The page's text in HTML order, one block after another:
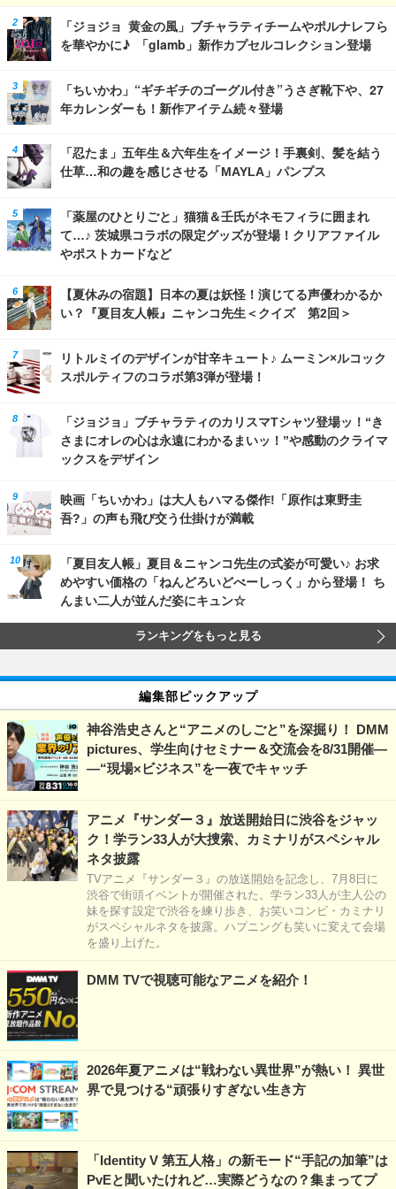
「ジョジョ 黄金の風」ブチャラティチームやポルナレフら
を華やかに♪ 「glamb」新作カプセルコレクション登場
「ちいかわ」“ギチギチのゴーグル付き”うさぎ靴下や、27
年カレンダーも！新作アイテム続々登場
「忍たま」五年生＆六年生をイメージ！手裏剣、髪を結う
仕草…和の趣を感じさせる「MAYLA」パンプス
「薬屋のひとりごと」猫猫＆壬氏がネモフィラに囲まれ
て…♪ 茨城県コラボの限定グッズが登場！クリアファイル
やポストカードなど
【夏休みの宿題】日本の夏は妖怪！演じてる声優わかるか
い？『夏目友人帳』ニャンコ先生＜クイズ 第2回＞
リトルミイのデザインが甘辛キュート♪ ムーミン×ルコック
スポルティフのコラボ第3弾が登場！
「ジョジョ」ブチャラティのカリスマTシャツ登場ッ！“き
さまにオレの心は永遠にわかるまいッ！”や感動のクライマ
ックスをデザイン
映画「ちいかわ」は大人もハマる傑作!「原作は東野圭
吾?」の声も飛び交う仕掛けが満載
「夏目友人帳」夏目＆ニャンコ先生の式姿が可愛い♪ お求
めやすい価格の「ねんどろいどべーしっく」から登場！ ち
んまい二人が並んだ姿にキュン☆
ランキングをもっと見る
編集部ピックアップ
神谷浩史さんと“アニメのしごと”を深掘り！ DMM
pictures、学生向けセミナー＆交流会を8/31開催―
―“現場×ビジネス”を一夜でキャッチ
アニメ『サンダー３』放送開始日に渋谷をジャッ
ク！学ラン33人が大捜索、カミナリがスペシャル
ネタ披露
TVアニメ『サンダー３』の放送開始を記念し、7月8日に
渋谷で街頭イベントが開催された。学ラン33人が主人公の
妹を探す設定で渋谷を練り歩き、お笑いコンビ・カミナリ
がスペシャルネタを披露。ハプニングも笑いに変えて会場
を盛り上げた。
DMM TVで視聴可能なアニメを紹介！
2026年夏アニメは“戦わない異世界”が熱い！ 異世
界で見つける“頑張りすぎない生き方
「Identity V 第五人格」の新モード“手記の加筆”は
PvEと聞いたけれど…実際どうなの？集まってプ